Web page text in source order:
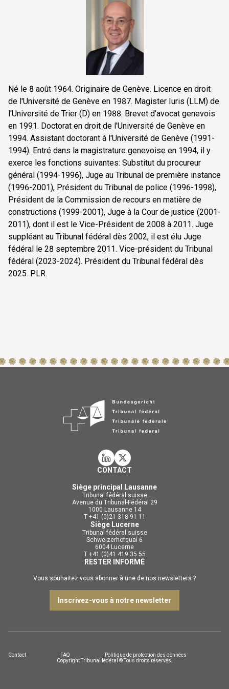
Né le 8 août 1964. Originaire de Genève. Licence en droit
de l'Université de Genève en 1987. Magister Iuris (LLM) de
l'Université de Trier (D) en 1988. Brevet d'avocat genevois
en 1991. Doctorat en droit de l'Université de Genève en
1994. Assistant doctorant à l'Université de Genève (1991-
1994). Entré dans la magistrature genevoise en 1994, il y
exerce les fonctions suivantes: Substitut du procureur
général (1994-1996), Juge au Tribunal de première instance
(1996-2001), Président du Tribunal de police (1996-1998),
Président de la Commission de recours en matière de
constructions (1999-2001), Juge à la Cour de justice (2001-
2011), dont il est le Vice-Président de 2008 à 2011. Juge
suppléant au Tribunal fédéral dès 2002, il est élu Juge
fédéral le 28 septembre 2011. Vice-président du Tribunal
fédéral (2023-2024). Président du Tribunal fédéral dès
2025. PLR.
CONTACT
Siège principal Lausanne
Tribunal fédéral suisse
Avenue du Tribunal-Fédéral 29
1000 Lausanne 14
T +41 (0)21 318 91 11
Siège Lucerne
Tribunal fédéral suisse
Schweizerhofquai 6
6004 Lucerne
T +41 (0)41 419 35 55
RESTER INFORMÉ
Vous souhaitez vous abonner à une de nos newsletters ?
Inscrivez-vous à notre newsletter
Copyright Tribunal fédéral © Tous droits réservés.
Contact FAQ Politique de protection des données